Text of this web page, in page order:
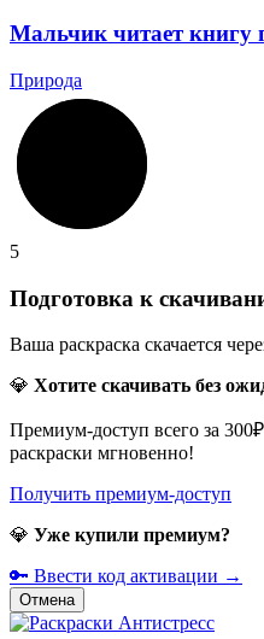
Мальчик читает книгу
Природа
5
Подготовка к
Ваша раскраска скачается
💎 Хотите скачивать без
Премиум-доступ всего за
раскраски мгновенно!
Получить премиум-доступ
💎 Уже купили премиум?
🔑 Ввести код активации →
Отмена